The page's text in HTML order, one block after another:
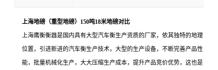
上海地磅（重型地磅）150吨18米地磅对比
上海鹰衡衡器是国内具有大型汽车衡生产资质的厂家，依其独特的地理
位置，引进新进的汽车衡生产技术，大型的生产设备，不断完善产品性
能，批量机械化生产，大大压缩生产成本，提升产品竞价优势，这也是